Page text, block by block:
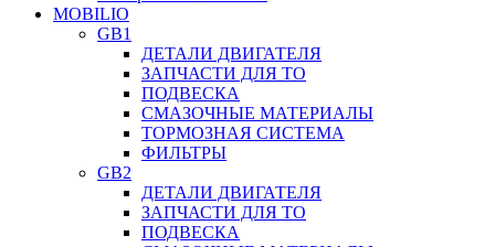
MOBILIO
GB1
ДЕТАЛИ ДВИГАТЕЛЯ
ЗАПЧАСТИ ДЛЯ ТО
ПОДВЕСКА
СМАЗОЧНЫЕ МАТЕРИАЛЫ
ТОРМОЗНАЯ СИСТЕМА
ФИЛЬТРЫ
GB2
ДЕТАЛИ ДВИГАТЕЛЯ
ЗАПЧАСТИ ДЛЯ ТО
ПОДВЕСКА